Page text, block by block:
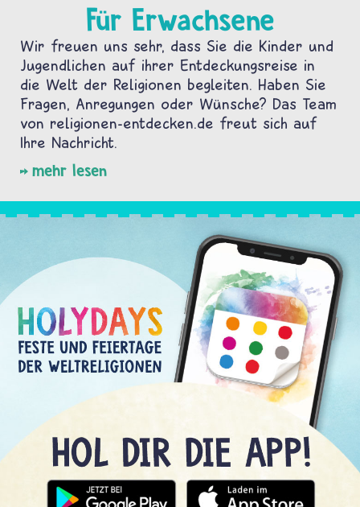
Für Erwachsene
Wir freuen uns sehr, dass Sie die Kinder und
Jugendlichen auf ihrer Entdeckungsreise in
die Welt der Religionen begleiten. Haben Sie
Fragen, Anregungen oder Wünsche? Das Team
von religionen-entdecken.de freut sich auf
Ihre Nachricht.
mehr lesen